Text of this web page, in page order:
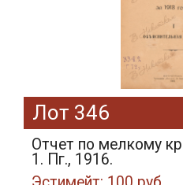
Лот 346
Отчет по мелкому
1. Пг., 1916.